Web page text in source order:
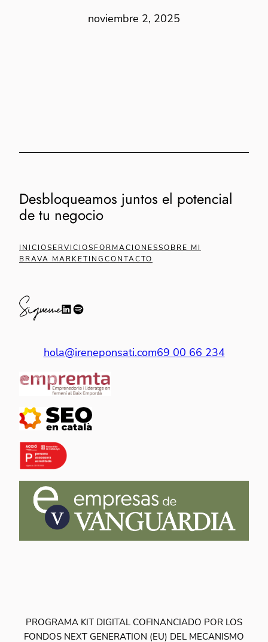
noviembre 2, 2025
Desbloqueamos juntos el potencial
de tu negocio
INICIOSERVICIOSFORMACIONESSOBRE MI
BRAVA MARKETINGCONTACTO
Sígueme
hola@ireneponsati.com69 00 66 234
PROGRAMA KIT DIGITAL COFINANCIADO POR LOS
FONDOS NEXT GENERATION (EU) DEL MECANISMO